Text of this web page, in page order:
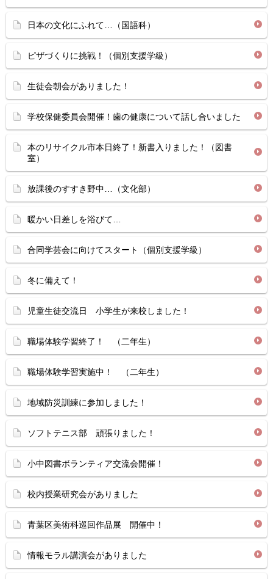
日本の文化にふれて…（国語科）
ピザづくりに挑戦！（個別支援学級）
生徒会朝会がありました！
学校保健委員会開催！歯の健康について話し合いました
本のリサイクル市本日終了！新書入りました！（図書
室）
放課後のすすき野中…（文化部）
暖かい日差しを浴びて…
合同学芸会に向けてスタート（個別支援学級）
冬に備えて！
児童生徒交流日 小学生が来校しました！
職場体験学習終了！ （二年生）
職場体験学習実施中！ （二年生）
地域防災訓練に参加しました！
ソフトテニス部 頑張りました！
小中図書ボランティア交流会開催！
校内授業研究会がありました
青葉区美術科巡回作品展 開催中！
情報モラル講演会がありました